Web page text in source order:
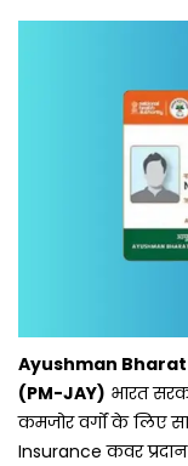
Ayushman
(PM-JAY) भारत
कमजोर वर्गों के लिए
Insurance कवर